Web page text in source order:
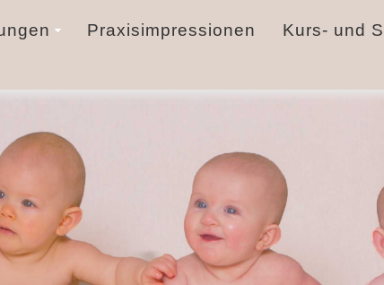
Praxisimpressionen Kurs- und